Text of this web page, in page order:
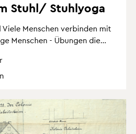
Stuhl/ Stuh­lyo­ga
Viele Men­schen ver­bin­den mit
Men­schen - Übun­gen die...